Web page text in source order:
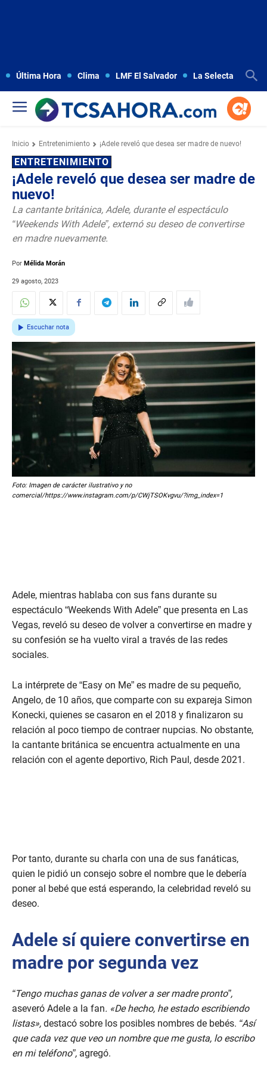
Última Hora Clima LMF El Salvador La Selecta
Inicio Entretenimiento ¡Adele reveló que desea ser madre de nuevo!
ENTRETENIMIENTO
¡Adele reveló que desea ser madre de
nuevo!
La cantante británica, Adele, durante el espectáculo
“Weekends With Adele”, externó su deseo de convertirse
en madre nuevamente.
Por Mélida Morán
29 agosto, 2023
Escuchar nota
Foto: Imagen de carácter ilustrativo y no
comercial/https://www.instagram.com/p/CWjTSOKvgvu/?img_index=1
Adele, mientras hablaba con sus fans durante su
espectáculo “Weekends With Adele” que presenta en Las
Vegas, reveló su deseo de volver a convertirse en madre y
su confesión se ha vuelto viral a través de las redes
sociales.
La intérprete de “Easy on Me” es madre de su pequeño,
Angelo, de 10 años, que comparte con su expareja Simon
Konecki, quienes se casaron en el 2018 y finalizaron su
relación al poco tiempo de contraer nupcias. No obstante,
la cantante británica se encuentra actualmente en una
relación con el agente deportivo, Rich Paul, desde 2021.
Por tanto, durante su charla con una de sus fanáticas,
quien le pidió un consejo sobre el nombre que le debería
poner al bebé que está esperando, la celebridad reveló su
deseo.
Adele sí quiere convertirse en
madre por segunda vez
“Tengo muchas ganas de volver a ser madre pronto”,
aseveró Adele a la fan. «De hecho, he estado escribiendo
listas», destacó sobre los posibles nombres de bebés. “Así
que cada vez que veo un nombre que me gusta, lo escribo
en mi teléfono”, agregó.